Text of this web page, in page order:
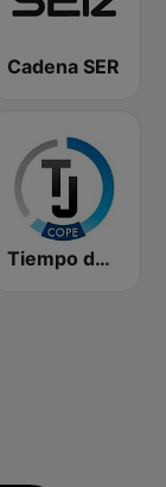
Cadena SER
Tiempo de Juego Cope Directo 2